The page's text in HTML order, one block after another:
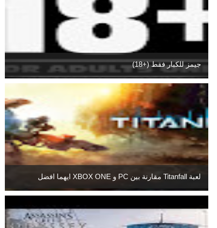
جيمز للكبار فقط (+18)
لعبة Titanfall مقارنة بين PC و XBOX ONE ايهما افضل